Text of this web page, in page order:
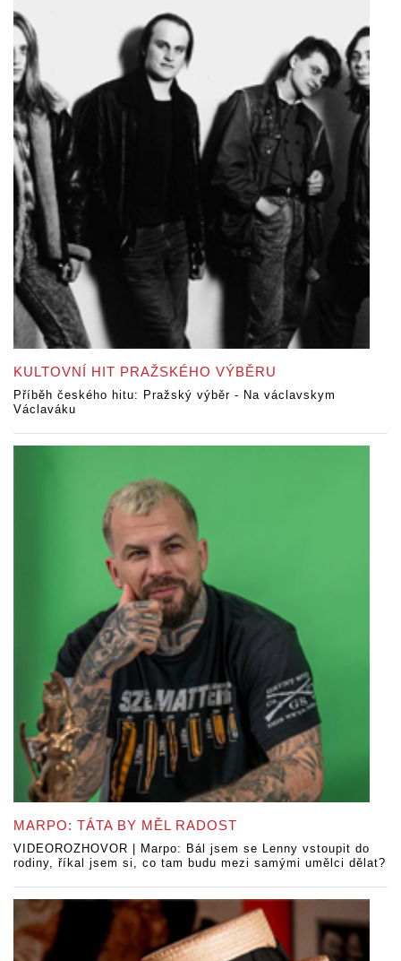
KULTOVNÍ HIT PRAŽSKÉHO VÝBĚRU
Příběh českého hitu: Pražský výběr - Na václavskym
Václaváku
MARPO: TÁTA BY MĚL RADOST
VIDEOROZHOVOR | Marpo: Bál jsem se Lenny vstoupit do
rodiny, říkal jsem si, co tam budu mezi samými umělci dělat?